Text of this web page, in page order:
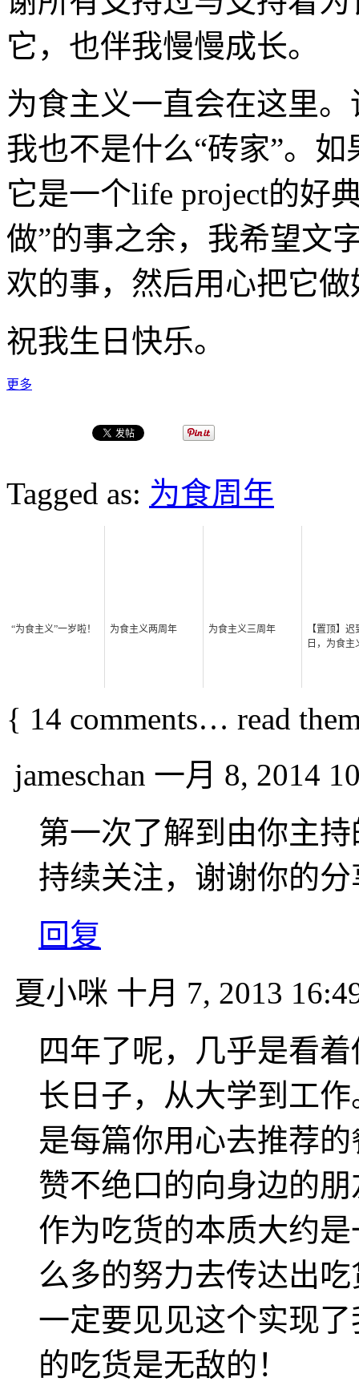
它，也伴我慢慢成长。
为食主义一直会在这里
我也不是什么“砖家”。
它是一个life project的
做”的事之余，我希望文
欢的事，然后用心把它做
祝我生日快乐。
更多
Tagged as: 为食周年
“为食主义”一岁啦！ 为食主义两周年 为食主义三周年
【置顶】
日，为食主
{ 14 comments… read
jameschan 一月 8, 2014
第一次了解到由你主
持续关注，谢谢你的分
回复
夏小咪 十月 7, 2013
四年了呢，几乎是看
长日子，从大学到工
是每篇你用心去推荐
赞不绝口的向身边的
作为吃货的本质大约
么多的努力去传达出
一定要见见这个实现
的吃货是无敌的！